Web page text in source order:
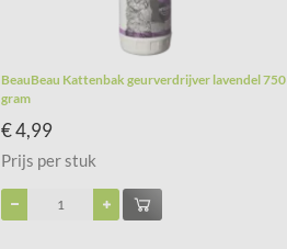
BeauBeau Kattenbak geurverdrijver lavendel 750
gram
€ 4,99
Prijs per stuk